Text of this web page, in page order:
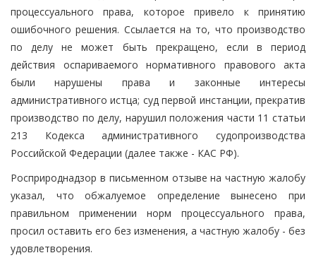
процессуального права, которое привело к принятию
ошибочного решения. Ссылается на то, что производство
по делу не может быть прекращено, если в период
действия оспариваемого нормативного правового акта
были нарушены права и законные интересы
административного истца; суд первой инстанции, прекратив
производство по делу, нарушил положения части 11 статьи
213 Кодекса административного судопроизводства
Российской Федерации (далее также - КАС РФ).
Росприроднадзор в письменном отзыве на частную жалобу
указал, что обжалуемое определение вынесено при
правильном применении норм процессуального права,
просил оставить его без изменения, а частную жалобу - без
удовлетворения.